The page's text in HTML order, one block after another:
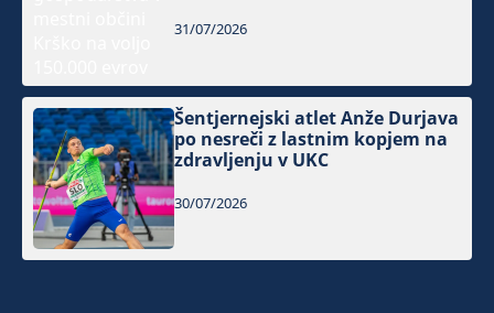
31/07/2026
Šentjernejski atlet Anže Durjava
po nesreči z lastnim kopjem na
zdravljenju v UKC
30/07/2026